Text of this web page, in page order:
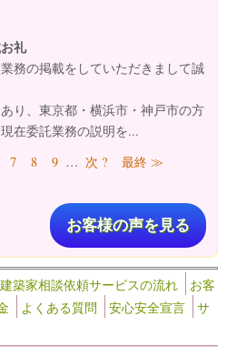
礼
務の掲載をしていただきまして誠
り、東京都・横浜市・神戸市の方
在委託業務の説明を...
7 8 9 … 次 ? 最終 ≫
お客様の声を見る
建築家相談依頼サービスの流れ
お客
よくある質問 安心安全宣言
サ